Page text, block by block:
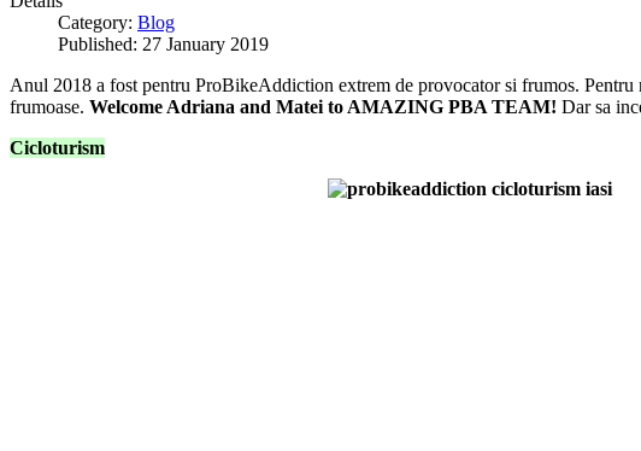
Category: Blog
Published: 27 January 2019
Anul 2018 a fost pentru ProBikeAddiction extrem de provocator si frumos. Pentru
frumoase. Welcome Adriana and Matei to AMAZING PBA TEAM! Dar sa
Cicloturism